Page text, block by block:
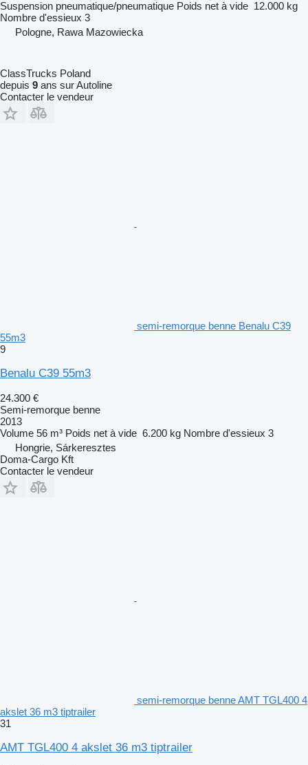
Suspension pneumatique/pneumatique Poids net à vide 12.000 kg
Nombre d'essieux 3
Pologne, Rawa Mazowiecka
ClassTrucks Poland
depuis 9 ans sur Autoline
Contacter le vendeur
semi-remorque benne Benalu C39
55m3
9
Benalu C39 55m3
24.300 €
Semi-remorque benne
2013
Volume 56 m³ Poids net à vide 6.200 kg Nombre d'essieux 3
Hongrie, Sárkeresztes
Doma-Cargo Kft
Contacter le vendeur
semi-remorque benne AMT TGL400 4
akslet 36 m3 tiptrailer
31
AMT TGL400 4 akslet 36 m3 tiptrailer